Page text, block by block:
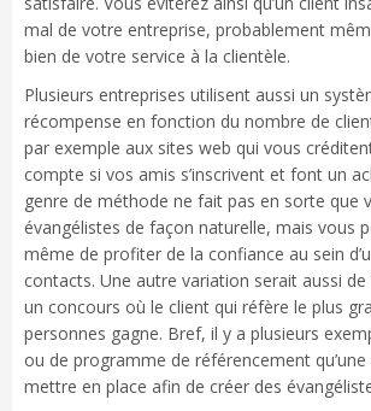
mal de votre entreprise, probablement
bien de votre service à la clientèle.
Plusieurs entreprises utilisent aussi un
récompense en fonction du nombre de
par exemple aux sites web qui vous
compte si vos amis s’inscrivent et font un
genre de méthode ne fait pas en sorte que
évangélistes de façon naturelle, mais vous
même de profiter de la confiance au sein
contacts. Une autre variation serait aussi
un concours où le client qui réfère le plus
personnes gagne. Bref, il y a plusieurs
ou de programme de référencement
mettre en place afin de créer des